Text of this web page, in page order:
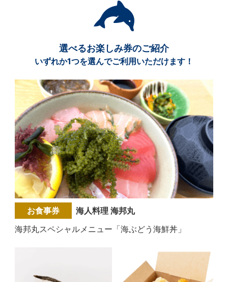
選べるお楽しみ券のご紹介
いずれか1つを選んでご利用いただけます！
お食事券
海人料理 海邦丸
海邦丸スペシャルメニュー「海ぶどう海鮮丼」